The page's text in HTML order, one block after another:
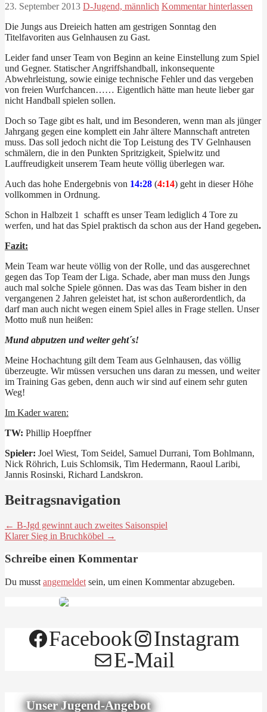
23. September 2013 D-Jugend, männlich Kommentar hinterlassen
Die Jungs aus Dreieich hatten am gestrigen Sonntag den
Titelfavoriten aus Gelnhausen zu Gast.
Leider fand unser Team von Beginn an keine Einstellung zum Spiel
und Gegner. Statischer Angriffshandball, inkonsequente
Abwehrleistung, sowie einige technische Fehler und das vergeben
von freien Wurfchancen…… Eigentlich hätte man heute lieber gar
nicht Handball spielen sollen.
Doch so Tage gibt es halt, und im Besonderen, wenn man als jünger
Jahrgang gegen eine komplett ein Jahr ältere Mannschaft antreten
muss. Das soll jedoch nicht die Top Leistung des TV Gelnhausen
schmälern, die in den Punkten Spritzigkeit, Spielwitz und
Lauffreudigkeit unserem Team heute völlig überlegen war.
Auch das hohe Endergebnis von 14:28 (4:14) geht in dieser Höhe
vollkommen in Ordnung.
Schon in Halbzeit 1 schafft es unser Team lediglich 4 Tore zu
werfen, und hat das Spiel praktisch da schon aus der Hand gegeben.
Fazit:
Mein Team war heute völlig von der Rolle, und das ausgerechnet
gegen das Top Team der Liga. Schade, aber man muss den Jungs
auch mal solche Spiele gönnen. Das was das Team bisher in den
vergangenen 2 Jahren geleistet hat, ist schon außerordentlich, da
darf man auch nicht wegen einem Spiel alles in Frage stellen. Unser
Motto muß nun heißen:
Mund abputzen und weiter geht´s!
Meine Hochachtung gilt dem Team aus Gelnhausen, das völlig
überzeugte. Wir müssen versuchen uns daran zu messen, und weiter
im Training Gas geben, denn auch wir sind auf einem sehr guten
Weg!
Im Kader waren:
TW: Phillip Hoepffner
Spieler: Joel Wiest, Tom Seidel, Samuel Durrani, Tom Bohlmann,
Nick Röhrich, Luis Schlomsik, Tim Hedermann, Raoul Laribi,
Jannis Rosinski, Richard Landskron.
Beitragsnavigation
← B-Jgd gewinnt auch zweites Saisonspiel
Klarer Sieg in Bruchköbel →
Schreibe einen Kommentar
Du musst angemeldet sein, um einen Kommentar abzugeben.
Facebook
Instagram
E-Mail
Unser Jugend-Angebot